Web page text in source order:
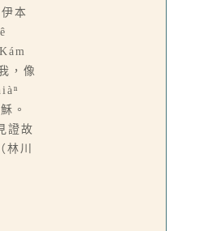
本
，像
。
證故
川